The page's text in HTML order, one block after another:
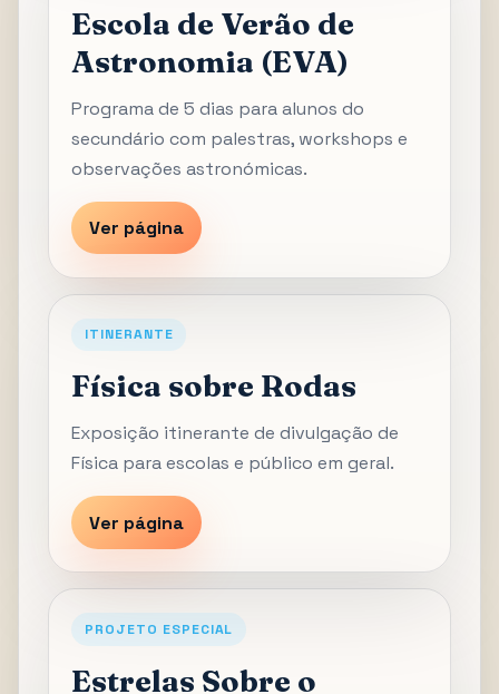
Escola de Verão de
Astronomia (EVA)
Programa de 5 dias para alunos do
secundário com palestras, workshops e
observações astronómicas.
Ver página
ITINERANTE
Física sobre Rodas
Exposição itinerante de divulgação de
Física para escolas e público em geral.
Ver página
PROJETO ESPECIAL
Estrelas Sobre o